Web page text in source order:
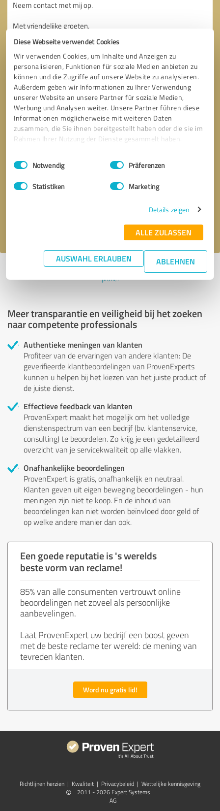
Diese Webseite verwendet Cookies
Wir verwenden Cookies, um Inhalte und Anzeigen zu
personalisieren, Funktionen für soziale Medien anbieten zu
können und die Zugriffe auf unsere Website zu analysieren.
Außerdem geben wir Informationen zu Ihrer Verwendung
unserer Website an unsere Partner für soziale Medien,
Werbung und Analysen weiter. Unsere Partner führen diese
Informationen möglicherweise mit weiteren Daten
zusammen, die Sie ihnen bereitgestellt haben oder die sie im
Rahmen Ihrer Nutzung der Dienste gesammelt haben.
Impressum Datenschutzbestimmungen
Einwilligungsauswahl
Notwendig Präferenzen
Statistiken Marketing
Details zeigen
ALLE ZULASSEN
AUSWAHL ERLAUBEN ABLEHNEN
Profiel actief sinds 15.11.2024 |Laatst bijgewerkt: 08.06.2025
Verslag
profiel
Meer transparantie en veiligheid bij het zoeken
naar competente professionals
Authentieke meningen van klanten
Profiteer van de ervaringen van andere klanten: De
geverifieerde klantbeoordelingen van ProvenExperts
kunnen u helpen bij het kiezen van het juiste product of
de juiste dienst.
Effectieve feedback van klanten
ProvenExpert maakt het mogelijk om het volledige
dienstenspectrum van een bedrijf (bv. klantenservice,
consulting) te beoordelen. Zo krijg je een gedetailleerd
overzicht van je servicekwaliteit op alle vlakken.
Onafhankelijke beoordelingen
ProvenExpert is gratis, onafhankelijk en neutraal.
Klanten geven uit eigen beweging beoordelingen - hun
meningen zijn niet te koop. En de inhoud van
beoordelingen kan niet worden beïnvloed door geld of
op welke andere manier dan ook.
Een goede reputatie is 's werelds
beste vorm van reclame!
85% van alle consumenten vertrouwt online
beoordelingen net zoveel als persoonlijke
aanbevelingen.
Laat ProvenExpert uw bedrijf een boost geven
met de beste reclame ter wereld: de mening van
tevreden klanten.
Word nu gratis lid!
Richtlijnen herzien | Kwaliteit | Privacybeleid | Wettelijke kennisgeving
©
2011 - 2026 Expert Systems
AG